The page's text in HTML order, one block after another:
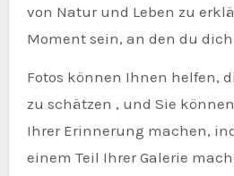
von Natur und Leben zu
Moment sein, an den du
Fotos können Ihnen helfen,
zu schätzen , und Sie
Ihrer Erinnerung machen,
einem Teil Ihrer Galerie